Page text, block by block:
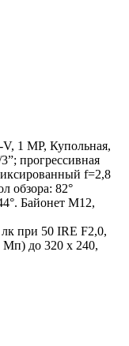
1 MP, Купольная,
прогрессивная
f=2,8
обзора: 82°
Байонет М12,
лк при 50 IRE F2,0,
Мп) до 320 x 240,